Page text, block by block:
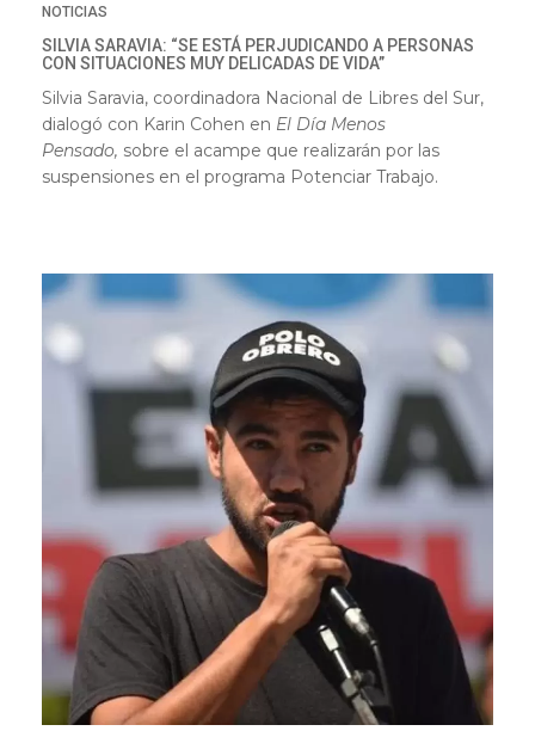
NOTICIAS
SILVIA SARAVIA: “SE ESTÁ PERJUDICANDO A PERSONAS
CON SITUACIONES MUY DELICADAS DE VIDA”
Silvia Saravia, coordinadora Nacional de Libres del Sur,
dialogó con Karin Cohen en El Día Menos
Pensado, sobre el acampe que realizarán por las
suspensiones en el programa Potenciar Trabajo.